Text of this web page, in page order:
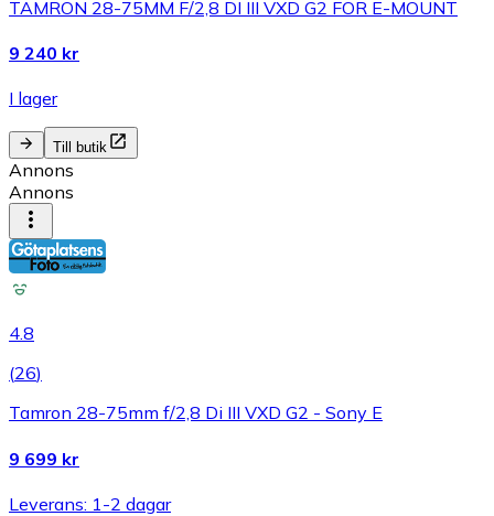
TAMRON 28-75MM F/2,8 DI III VXD G2 FOR E-MOUNT
9 240 kr
I lager
Till butik
Annons
Annons
4.8
(26)
Tamron 28-75mm f/2,8 Di III VXD G2 - Sony E
9 699 kr
Leverans: 1-2 dagar